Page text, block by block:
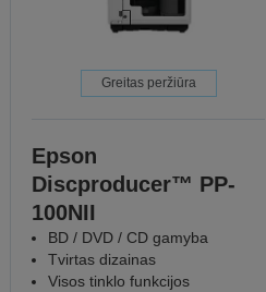
Greitas peržiūra
Epson
Discproducer™ PP-
100NII
BD / DVD / CD gamyba
Tvirtas dizainas
Visos tinklo funkcijos